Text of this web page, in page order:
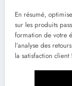
En résumé,
sur les produits
formation de votre
l’analyse des
la satisfaction client !